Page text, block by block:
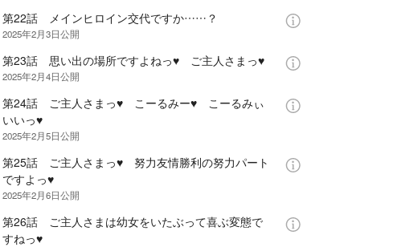
第22話 メインヒロイン交代ですか……？
2025年2月3日公開
第23話 思い出の場所ですよねっ♥ ご主人さまっ♥
2025年2月4日公開
第24話 ご主人さまっ♥ こーるみー♥ こーるみぃ
いいっ♥
2025年2月5日公開
第25話 ご主人さまっ♥ 努力友情勝利の努力パート
ですよっ♥
2025年2月6日公開
第26話 ご主人さまは幼女をいたぶって喜ぶ変態で
すねっ♥